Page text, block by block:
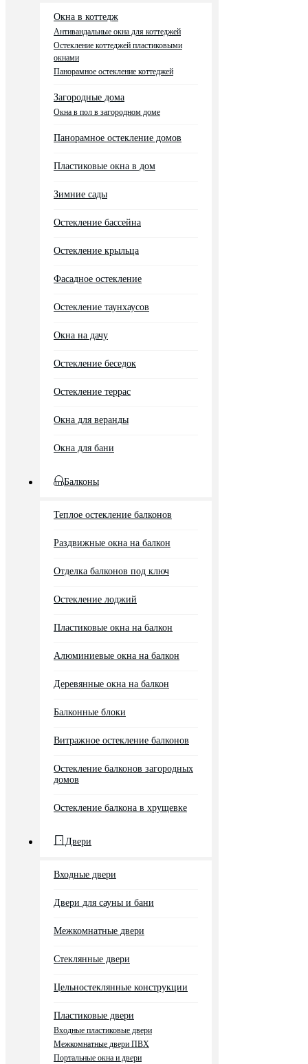
Окна в коттедж
Антивандальные окна для коттеджей
Остекление коттеджей пластиковыми
окнами
Панорамное остекление коттеджей
Загородные дома
Окна в пол в загородном доме
Панорамное остекление домов
Пластиковые окна в дом
Зимние сады
Остекление бассейна
Остекление крыльца
Фасадное остекление
Остекление таунхаусов
Окна на дачу
Остекление беседок
Остекление террас
Окна для веранды
Окна для бани
Балконы
Теплое остекление балконов
Раздвижные окна на балкон
Отделка балконов под ключ
Остекление лоджий
Пластиковые окна на балкон
Алюминиевые окна на балкон
Деревянные окна на балкон
Балконные блоки
Витражное остекление балконов
Остекление балконов загородных
домов
Остекление балкона в хрущевке
Двери
Входные двери
Двери для сауны и бани
Межкомнатные двери
Стеклянные двери
Цельностеклянные конструкции
Пластиковые двери
Входные пластиковые двери
Межкомнатные двери ПВХ
Портальные окна и двери